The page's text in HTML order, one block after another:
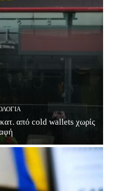
από cold wallets χωρίς